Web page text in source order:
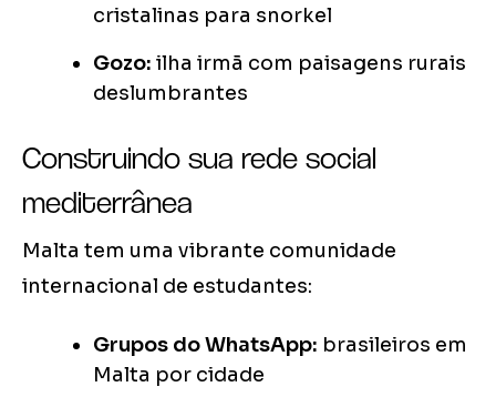
cristalinas para snorkel
Gozo: ilha irmã com paisagens rurais
deslumbrantes
Construindo sua rede social
mediterrânea
Malta tem uma vibrante comunidade
internacional de estudantes:
Grupos do WhatsApp: brasileiros em
Malta por cidade